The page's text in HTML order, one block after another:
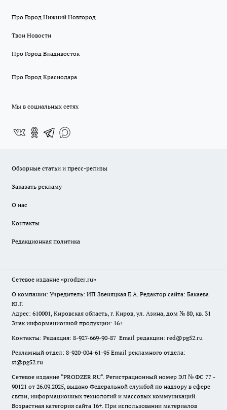
Про Город Нижний Новгород
Твои Новости
Про Город Владивосток
Про Город Краснодара
Мы в социальных сетях
Обзорные статьи и пресс-релизы
Заказать рекламу
О нас
Контакты
Редакционная политика
Сетевое издание «prodzer.ru»
О компании: Учредитель: ИП Звеняцкая Е.А. Редактор сайта: Бакаева
Ю.Г.
Адрес: 610001, Кировская область, г. Киров, ул. Азина, дом № 80, кв. 31
Знак информационной продукции: 16+
Контакты: Редакция: 8-927-669-90-87 Email редакции: red@pg52.ru
Рекламный отдел: 8-920-004-61-95 Email рекламного отдела:
st@pg52.ru
Сетевое издание "PRODZER.RU". Регистрационный номер ЭЛ № ФС 77 -
90121 от 26.09.2025, выдано Федеральной службой по надзору в сфере
связи, информационных технологий и массовых коммуникаций.
Возрастная категория сайта 16+. При использовании материалов